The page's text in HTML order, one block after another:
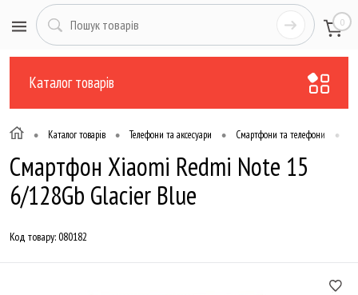
0
Каталог товарів
• Каталог товарів • Телефони та аксесуари • Смартфони та телефони •
Смартфон Xiaomi Redmi Note 15
6/128Gb Glacier Blue
Код товару:080182